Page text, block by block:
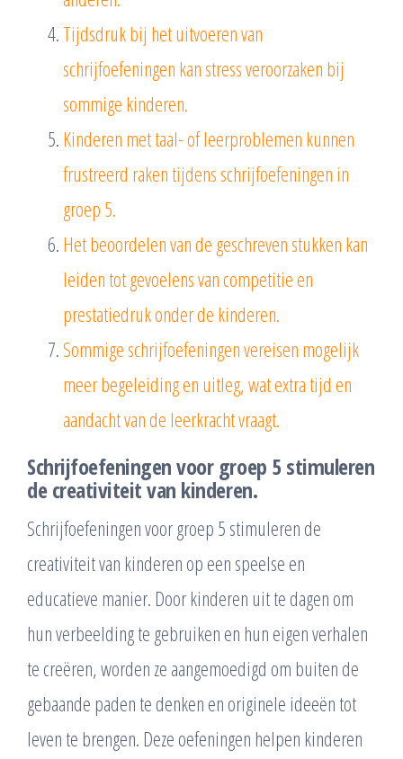
Tijdsdruk bij het uitvoeren van
schrijfoefeningen kan stress veroorzaken bij
sommige kinderen.
Kinderen met taal- of leerproblemen kunnen
frustreerd raken tijdens schrijfoefeningen in
groep 5.
Het beoordelen van de geschreven stukken kan
leiden tot gevoelens van competitie en
prestatiedruk onder de kinderen.
Sommige schrijfoefeningen vereisen mogelijk
meer begeleiding en uitleg, wat extra tijd en
aandacht van de leerkracht vraagt.
Schrijfoefeningen voor groep 5 stimuleren
de creativiteit van kinderen.
Schrijfoefeningen voor groep 5 stimuleren de
creativiteit van kinderen op een speelse en
educatieve manier. Door kinderen uit te dagen om
hun verbeelding te gebruiken en hun eigen verhalen
te creëren, worden ze aangemoedigd om buiten de
gebaande paden te denken en originele ideeën tot
leven te brengen. Deze oefeningen helpen kinderen